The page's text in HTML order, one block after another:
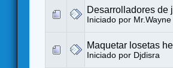
Desarrolladores de
Iniciado por Mr.Wayne
Maquetar losetas
Iniciado por Djdisra